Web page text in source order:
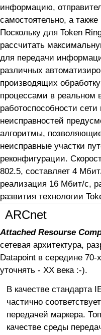
информацию,
самостоятельно, а
Поскольку для Token
рассчитать
для передачи
различных
производящих
процессами в реальном
работоспособности
неисправностей
алгоритмы,
неисправные участки
реконфигурации.
802.5, составляет 4
реализация 16 Мбит/с,
развития технологии
ARCnet
Attached Resourse
сетевая архитектура,
Datapoint в середине 70-
уточнять - XX века :-).
В качестве стандарта
частично
передачей маркера.
качестве среды